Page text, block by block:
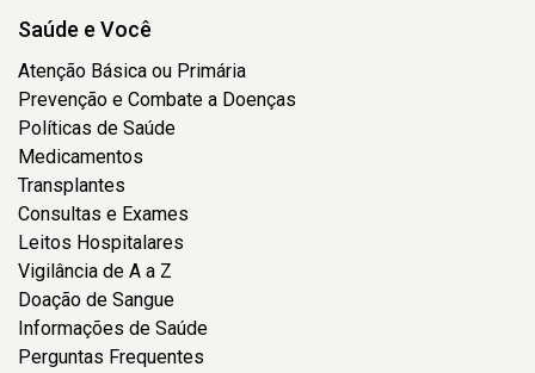
Saúde e Você
Atenção Básica ou Primária
Prevenção e Combate a Doenças
Políticas de Saúde
Medicamentos
Transplantes
Consultas e Exames
Leitos Hospitalares
Vigilância de A a Z
Doação de Sangue
Informações de Saúde
Perguntas Frequentes